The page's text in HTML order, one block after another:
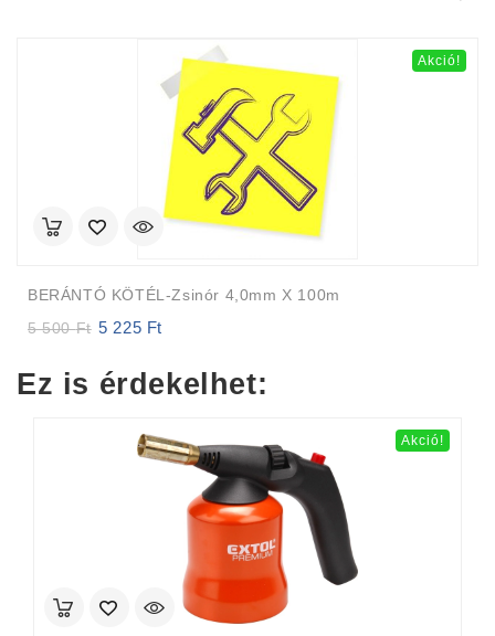
Akció!
BERÁNTÓ KÖTÉL-Zsinór 4,0mm X 100m
5 500Ft Original
5
5 225 Ft
5
Ez is érdekelhet:
Akció!